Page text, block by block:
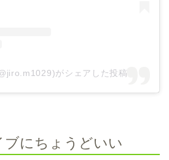
がシェアした投稿
ブにちょうどいい